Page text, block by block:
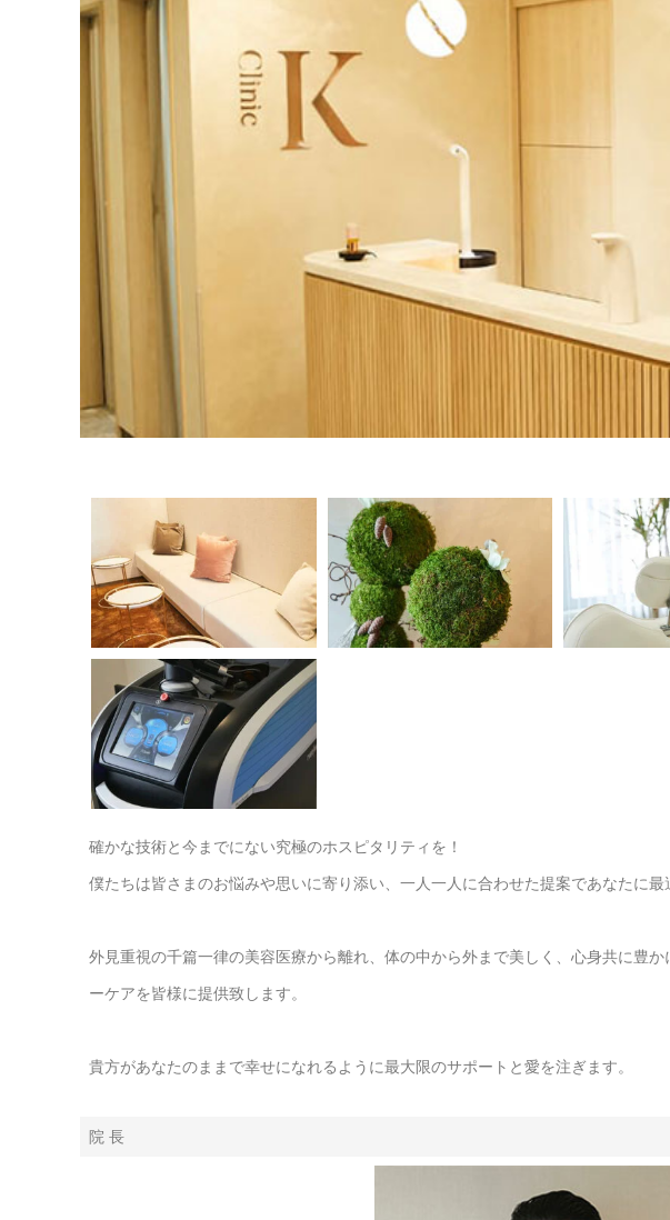
確かな技術と今までにない究極のホスピタリティを！
僕たちは皆さまのお悩みや思いに寄り添い、一人一人に合わせた提案であなたに最
外見重視の千篇一律の美容医療から離れ、体の中から外まで美しく、心身共に豊
ーケアを皆様に提供致します。
貴方があなたのままで幸せになれるように最大限のサポートと愛を注ぎます。
院 長